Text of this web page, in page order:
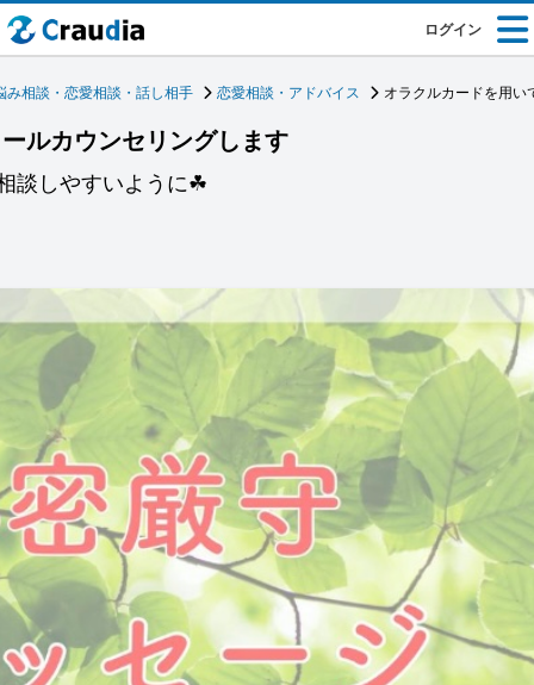
ログイン
み相談・恋愛相談・話し相手 恋愛相談・アドバイス オラクルカードを用い
ルカウンセリングします
談しやすいように☘